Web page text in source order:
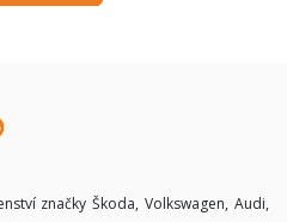
značky Škoda, Volkswagen, Audi,